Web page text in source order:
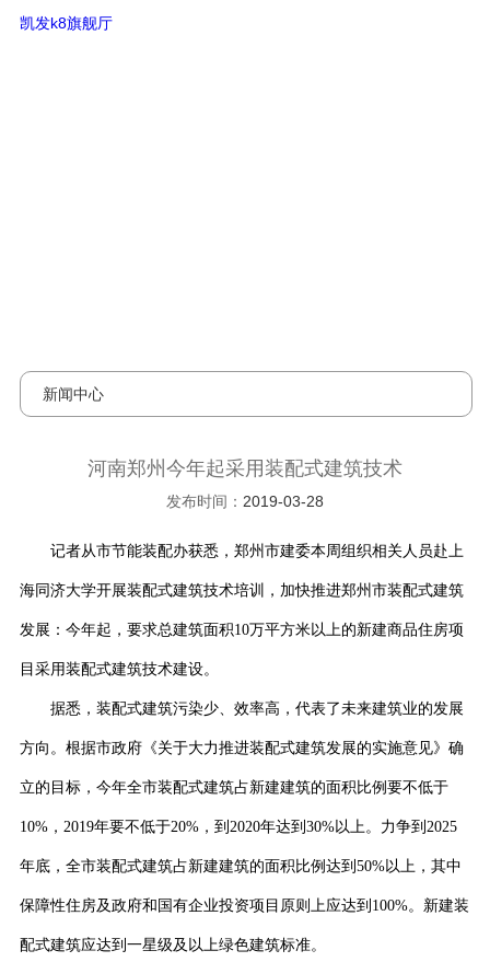
河南郑州今年起采用装配式建筑技
术-凯发k8旗舰厅
凯发k8旗舰厅
新闻中心
河南郑州今年起采用装配式建筑技术
发布时间： 2019-03-28
记者从市节能装配办获悉，郑州市建委本周组织相关人员赴上
海同济大学开展装配式建筑技术培训，加快推进郑州市装配式建筑
发展：今年起，要求总建筑面积10万平方米以上的新建商品住房项
目采用装配式建筑技术建设。
据悉，装配式建筑污染少、效率高，代表了未来建筑业的发展
方向。根据市政府《关于大力推进装配式建筑发展的实施意见》确
立的目标，今年全市装配式建筑占新建建筑的面积比例要不低于
10%，2019年要不低于20%，到2020年达到30%以上。力争到2025
年底，全市装配式建筑占新建建筑的面积比例达到50%以上，其中
保障性住房及政府和国有企业投资项目原则上应达到100%。新建装
配式建筑应达到一星级及以上绿色建筑标准。